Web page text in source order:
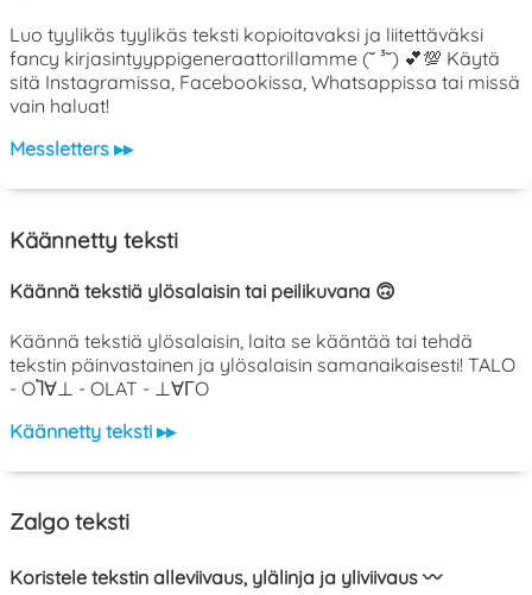
Luo tyylikäs tyylikäs teksti kopioitavaksi ja liitettäväksi
fancy kirjasintyyppigeneraattorillamme (˘ ³˘) 💕💯 Käytä
sitä Instagramissa, Facebookissa, Whatsappissa tai missä
vain haluat!
Messletters ▸▸
Käännetty teksti
Käännä tekstiä ylösalaisin tai peilikuvana 🙃
Käännä tekstiä ylösalaisin, laita se kääntää tai tehdä
tekstin päinvastainen ja ylösalaisin samanaikaisesti! TALO
- OႨ∀⊥ - OLAT - ⊥∀ΓO
Käännetty teksti ▸▸
Zalgo teksti
Koristele tekstin alleviivaus, ylälinja ja yliviivaus 〰️